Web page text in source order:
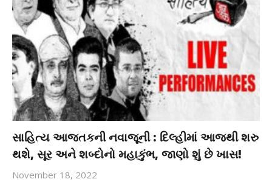
સાહિત્ય આજતકની નવાજૂની : દિલ્હીમાં આજથી શરુ
થશે, સૂર અને શબ્દોનો મહાકુંભ, જાણો શું છે ખાસ!
November 18, 2022